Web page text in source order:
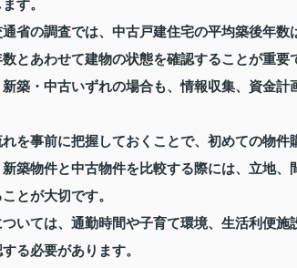
す。
通省の調査では、中古戸建住宅の平均築後年
とあわせて建物の状態を確認することが重要
新築・中古いずれの場合も、情報収集、資金
れを事前に把握しておくことで、初めての物件
築物件と中古物件を比較する際には、立地
とが大切です。
ついては、通勤時間や子育て環境、生活利便
る必要があります。